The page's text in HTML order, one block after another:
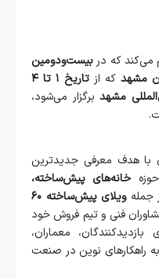
دربیست‌ودومین
از
تاریخ ۱ تا ۴
برگزار می‌شود،
جدیدترین
پیش‌ساخته،
ویلای پیش‌ساخته ۶۰
و تیم فروش خود
معماران،
نوین در صنعت